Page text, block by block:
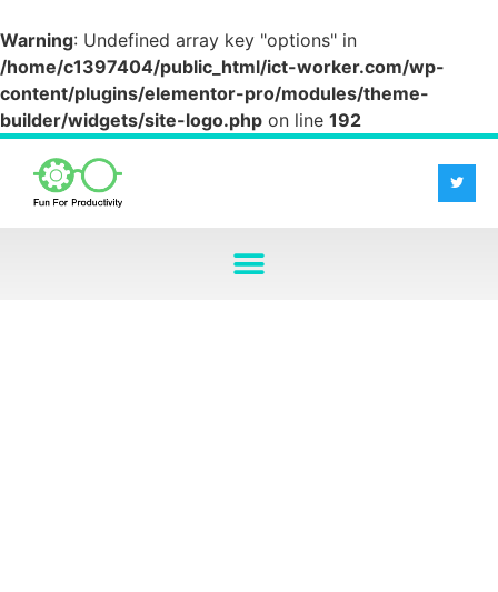
Warning: Undefined array key "options" in
/home/c1397404/public_html/ict-worker.com/wp-
content/plugins/elementor-pro/modules/theme-
builder/widgets/site-logo.php on line 192